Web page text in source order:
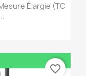
Élargie (TC
favorite_border